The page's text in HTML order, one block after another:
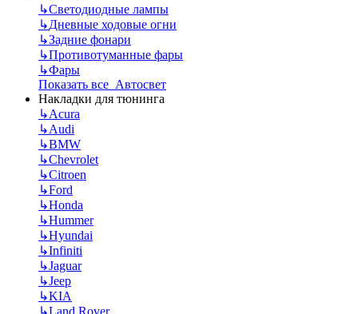
↳Светодиодные лампы
↳Дневные ходовые огни
↳Задние фонари
↳Противотуманные фары
↳Фары
Показать все Автосвет
Накладки для тюнинга
↳Acura
↳Audi
↳BMW
↳Chevrolet
↳Citroen
↳Ford
↳Honda
↳Hummer
↳Hyundai
↳Infiniti
↳Jaguar
↳Jeep
↳KIA
↳Land Rover